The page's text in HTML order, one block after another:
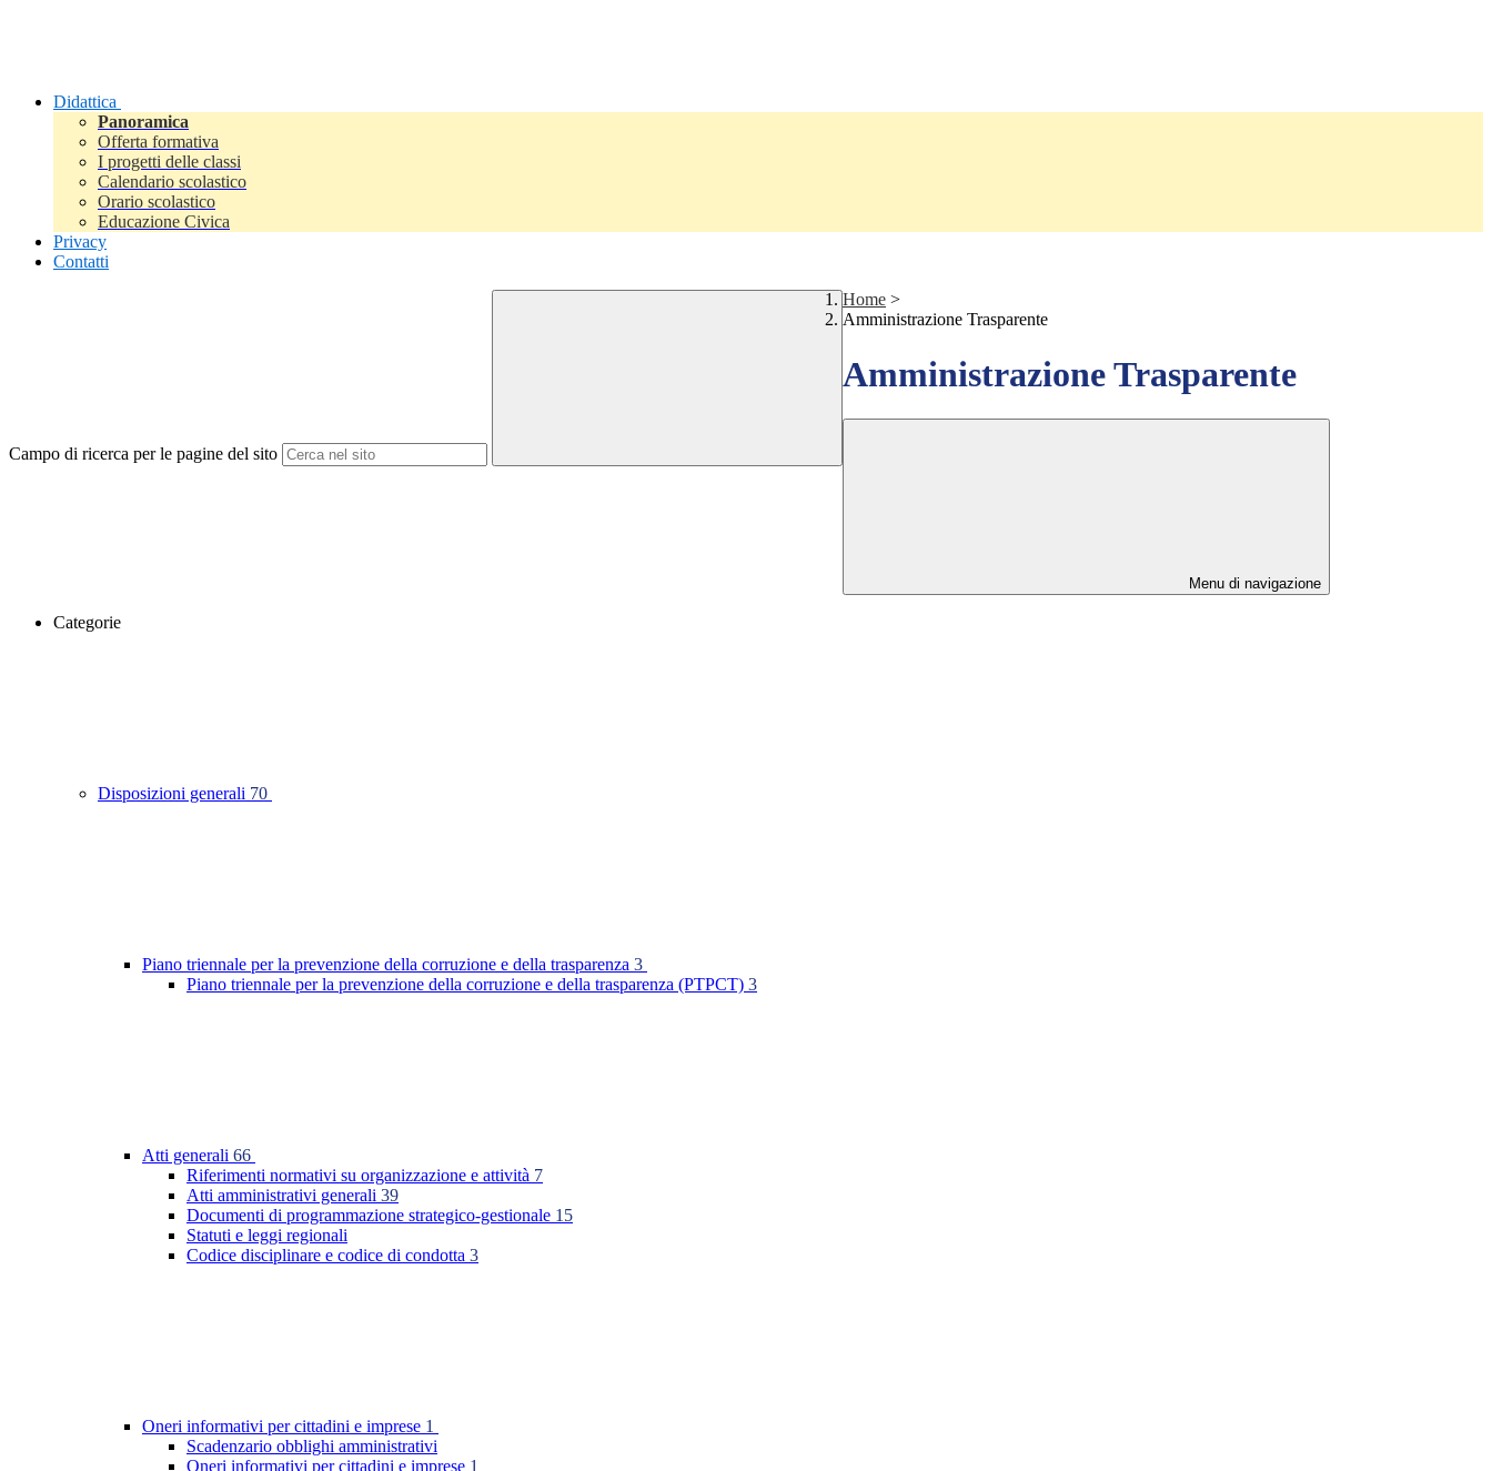
Didattica
Panoramica
Offerta formativa
I progetti delle classi
Calendario scolastico
Orario scolastico
Educazione Civica
Privacy
Contatti
Campo di ricerca per le pagine del sito
Home >
Amministrazione Trasparente
Amministrazione Trasparente
Menu di navigazione
Categorie
Disposizioni generali 70
Piano triennale per la prevenzione della corruzione e della trasparenza 3
Piano triennale per la prevenzione della corruzione e della trasparenza (PTPCT) 3
Atti generali 66
Riferimenti normativi su organizzazione e attività 7
Atti amministrativi generali 39
Documenti di programmazione strategico-gestionale 15
Statuti e leggi regionali
Codice disciplinare e codice di condotta 3
Oneri informativi per cittadini e imprese 1
Scadenzario obblighi amministrativi
Oneri informativi per cittadini e imprese 1